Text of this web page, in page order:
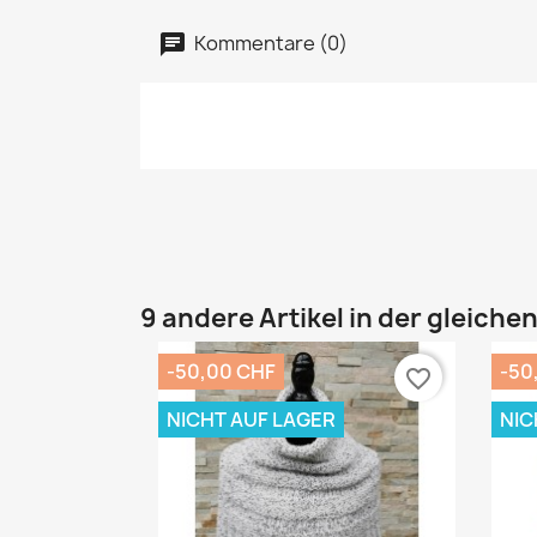
Kommentare (0)
9 andere Artikel in der
-50,00 CHF
NICHT AUF LAGER
favorite_border
-